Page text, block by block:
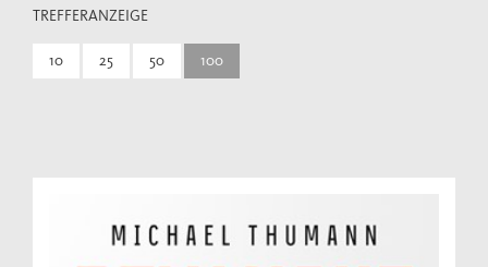
TREFFERANZEIGE
10 25 50 100